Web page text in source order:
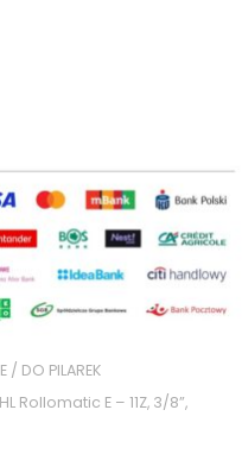
/ DO PILAREK
Rollomatic E – 11Z, 3/8”,